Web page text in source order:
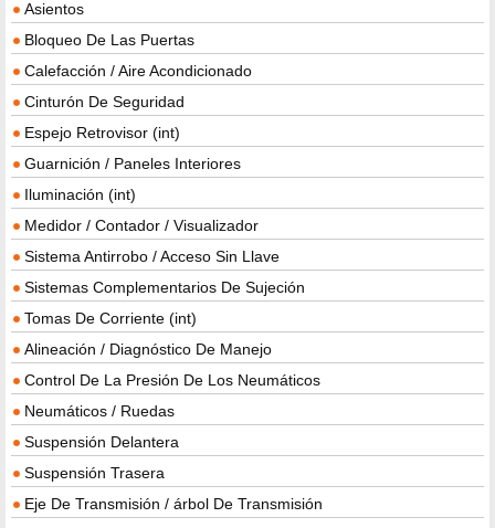
Asientos
Bloqueo De Las Puertas
Calefacción / Aire Acondicionado
Cinturón De Seguridad
Espejo Retrovisor (int)
Guarnición / Paneles Interiores
Iluminación (int)
Medidor / Contador / Visualizador
Sistema Antirrobo / Acceso Sin Llave
Sistemas Complementarios De Sujeción
Tomas De Corriente (int)
Alineación / Diagnóstico De Manejo
Control De La Presión De Los Neumáticos
Neumáticos / Ruedas
Suspensión Delantera
Suspensión Trasera
Eje De Transmisión / árbol De Transmisión